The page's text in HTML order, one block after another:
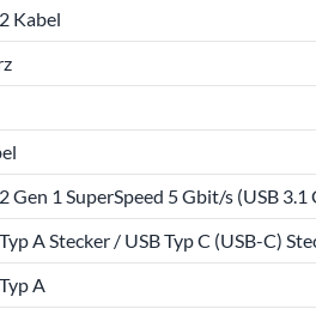
Kabel
Gen 1 SuperSpeed 5 Gbit/s (USB 3.1
A Stecker / USB Typ C (USB-C)
A